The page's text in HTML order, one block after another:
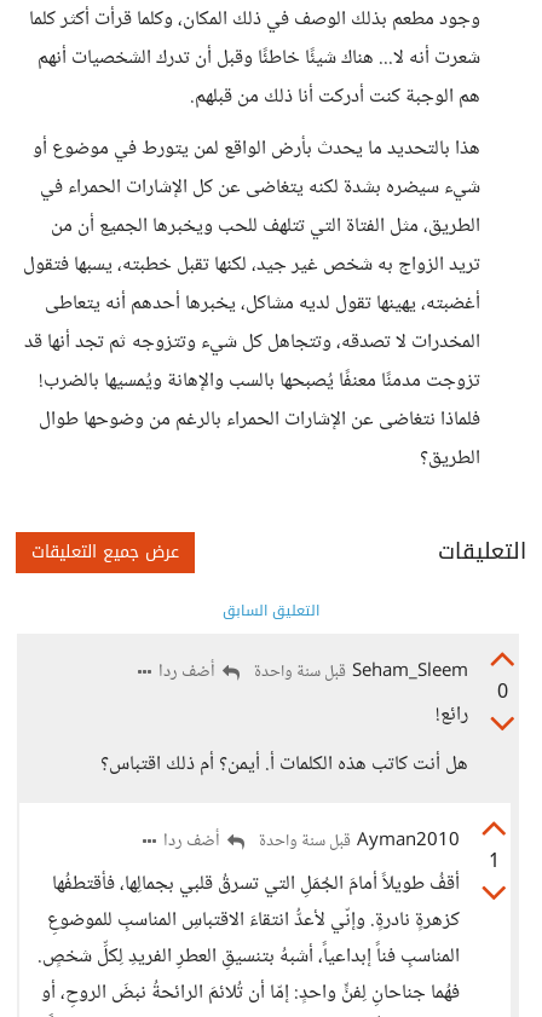
وجود مطعم بذلك الوصف في ذلك المكان، وكلما قرأت أكثر كلما
شعرت أنه لا... هناك شيئًا خاطئًا وقبل أن تدرك الشخصيات أنهم
هم الوجبة كنت أدركت أنا ذلك من قبلهم.
هذا بالتحديد ما يحدث بأرض الواقع لمن يتورط في موضوع أو
شيء سيضره بشدة لكنه يتغاضى عن كل الإشارات الحمراء في
الطريق، مثل الفتاة التي تتلهف للحب ويخبرها الجميع أن من
تريد الزواج به شخص غير جيد، لكنها تقبل خطبته، يسبها فتقول
أغضبته، يهينها تقول لديه مشاكل، يخبرها أحدهم أنه يتعاطى
المخدرات لا تصدقه، وتتجاهل كل شيء وتتزوجه ثم تجد أنها قد
تزوجت مدمنًا معنفًا يُصبحها بالسب والإهانة ويُمسيها بالضرب!
فلماذا نتغاضى عن الإشارات الحمراء بالرغم من وضوحها طوال
الطريق؟
التعليقات عرض جميع التعليقات
التعليق السابق
0
Seham_Sleem قبل سنة واحدة أضف ردا
رائع!
هل أنت كاتب هذه الكلمات أ. أيمن؟ أم ذلك اقتباس؟
1
Ayman2010 قبل سنة واحدة أضف ردا
أقفُ طويلاً أمامَ الجُمَلِ التي تسرقُ قلبي بجمالِها، فأقتطفُها
كزهرةٍ نادرةٍ. وإنّي لأعدُّ انتقاءَ الاقتباسِ المناسبِ للموضوعِ
المناسبِ فناً إبداعياً، أشبهُ بتنسيقِ العطرِ الفريدِ لِكلِّ شخصٍ.
فهُما جناحانِ لِفنٍّ واحدٍ: إمّا أن تُلائمَ الرائحةُ نبضَ الروحِ، أو